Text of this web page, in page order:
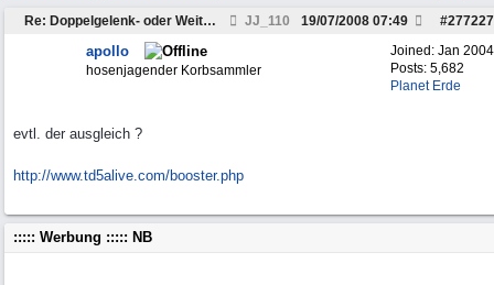
Re: Doppelgelenk- oder Weitwinkelwelle??? JJ_110 #277227
19/07/2008 07:49
Joined: Jan 2004
Posts: 5,682
Planet Erde
apollo
hosenjagender Korbsammler
evtl. der ausgleich ?
http://www.td5alive.com/booster.php
::::: Werbung ::::: NB